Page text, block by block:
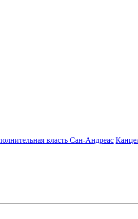
власть Сан-Андреас